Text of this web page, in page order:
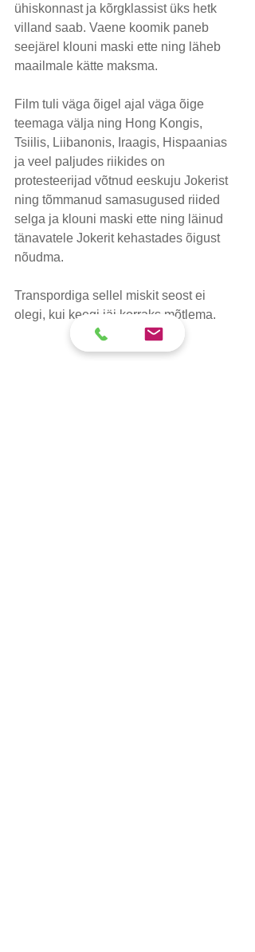
ühiskonnast ja kõrgklassist üks hetk
villand saab. Vaene koomik paneb
seejärel klouni maski ette ning läheb
maailmale kätte maksma.
Film tuli väga õigel ajal väga õige
teemaga välja ning Hong Kongis,
Tsiilis, Liibanonis, Iraagis, Hispaanias
ja veel paljudes riikides on
protesteerijad võtnud eeskuju Jokerist
ning tõmmanud samasugused riided
selga ja klouni maski ette ning läinud
tänavatele Jokerit kehastades õigust
nõudma.
Transpordiga sellel miskit seost ei
olegi, kui keegi jäi korraks mõtlema.